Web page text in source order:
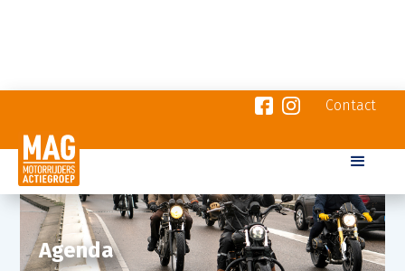
Contact
Agenda